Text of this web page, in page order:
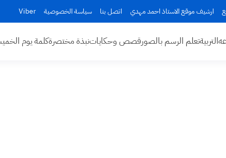
ارشيف موقع الاستاذ احمد مهدي اتصل بنا سياسة الخصوصية Viber
التربيةتعلم الرسم بالصورقصص وحكاياتنبذة مختصرةكلمة يوم